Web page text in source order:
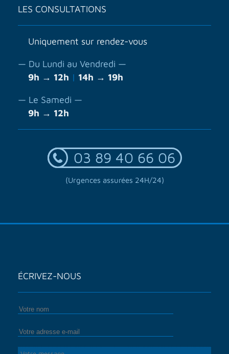
LES CONSULTATIONS
Uniquement sur rendez-vous
— Du Lundi au Vendredi —
9h → 12h | 14h → 19h
— Le Samedi —
9h → 12h
03 89 40 66 06
(Urgences assurées 24H/24)
ÉCRIVEZ-NOUS